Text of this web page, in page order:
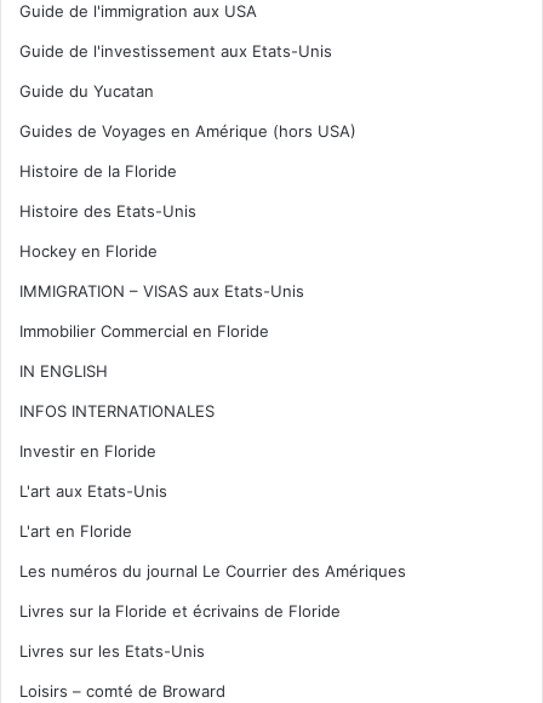
Guide de l'immigration aux USA
Guide de l'investissement aux Etats-Unis
Guide du Yucatan
Guides de Voyages en Amérique (hors USA)
Histoire de la Floride
Histoire des Etats-Unis
Hockey en Floride
IMMIGRATION – VISAS aux Etats-Unis
Immobilier Commercial en Floride
IN ENGLISH
INFOS INTERNATIONALES
Investir en Floride
L'art aux Etats-Unis
L'art en Floride
Les numéros du journal Le Courrier des Amériques
Livres sur la Floride et écrivains de Floride
Livres sur les Etats-Unis
Loisirs – comté de Broward